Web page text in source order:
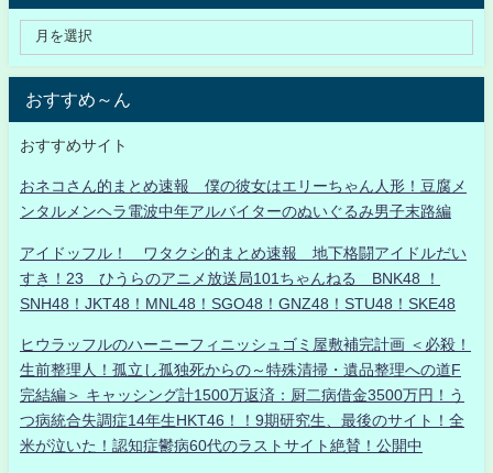
おすすめ～ん
おすすめサイト
おネコさん的まとめ速報 僕の彼女はエリーちゃん人形！豆腐メ
ンタルメンヘラ電波中年アルバイターのぬいぐるみ男子末路編
アイドッフル！ ワタクシ的まとめ速報 地下格闘アイドルだい
すき！23 ひうらのアニメ放送局101ちゃんねる BNK48 ！
SNH48！JKT48！MNL48！SGO48！GNZ48！STU48！SKE48
ヒウラッフルのハーニーフィニッシュゴミ屋敷補完計画 ＜必殺！
生前整理人！孤立し孤独死からの～特殊清掃・遺品整理への道F
完結編＞ キャッシング計1500万返済：厨二病借金3500万円！う
つ病統合失調症14年生HKT46！！9期研究生、最後のサイト！全
米が泣いた！認知症鬱病60代のラストサイト絶賛！公開中